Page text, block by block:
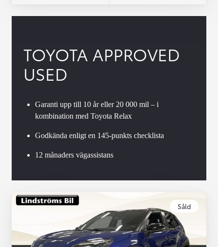
TOYOTA APPROVED
USED
Garanti upp till 10 år eller 20 000 mil – i
kombination med Toyota Relax
Godkända enligt en 145-punkts checklista
12 månaders vägassistans
Såld